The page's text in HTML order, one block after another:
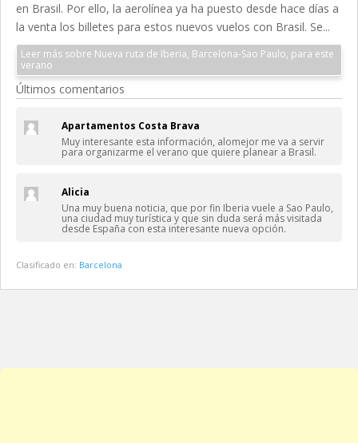
en Brasil. Por ello, la aerolínea ya ha puesto desde hace días a
la venta los billetes para estos nuevos vuelos con Brasil. Se...
Leer más sobre Nueva ruta de Iberia, Barcelona-Sao Paulo, para este
verano
Últimos comentarios
Apartamentos Costa Brava
Muy interesante esta información, alomejor me va a servir
para organizarme el verano que quiere planear a Brasil.
Alicia
Una muy buena noticia, que por fin Iberia vuele a Sao Paulo,
una ciudad muy turística y que sin duda será más visitada
desde España con esta interesante nueva opción.
Clasificado en: Barcelona